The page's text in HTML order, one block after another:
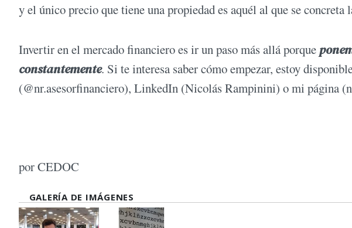
y el único precio que tiene una propiedad es aquél al que se
Invertir en el mercado financiero es ir un paso más allá porque
constantemente. Si te interesa saber cómo empezar, estoy
(@nr.asesorfinanciero), LinkedIn (Nicolás Rampinini) o mi página
por CEDOC
GALERÍA DE IMÁGENES